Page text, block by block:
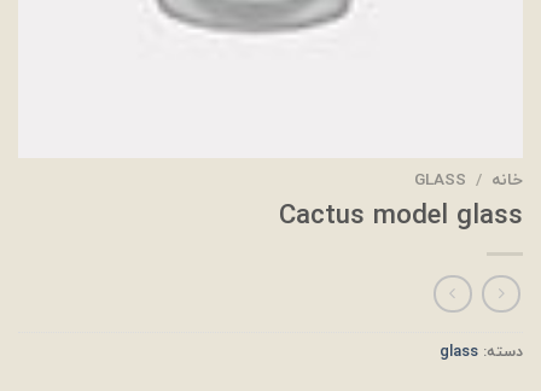
خانه /
GLASS
Cactus model glass
دسته: glass